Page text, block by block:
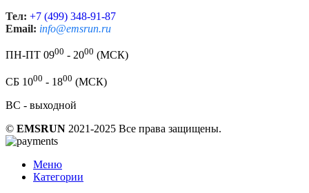
Тел: +7 (499) 348-91-87
Email: info@emsrun.ru
ПН-ПТ 0900 - 2000 (МСК)
СБ 1000 - 1800 (МСК)
ВС - выходной
© EMSRUN 2021-2025 Все права защищены.
Меню
Категории